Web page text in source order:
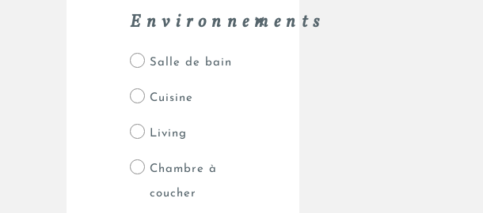
Environnements
Salle de bain
Cuisine
Living
Chambre à
coucher